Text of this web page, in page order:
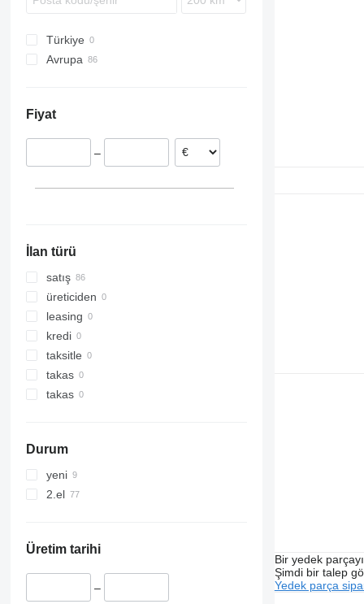
Transporter
Türkiye
Avrupa
Slovakya
Portekiz
Fiyat
–
İlan türü
satış
üreticiden
leasing
kredi
taksitle
takas
takas
Durum
yeni
2.el
Üretim tarihi
–
Bir yedek
Şimdi bir talep
Yedek parça